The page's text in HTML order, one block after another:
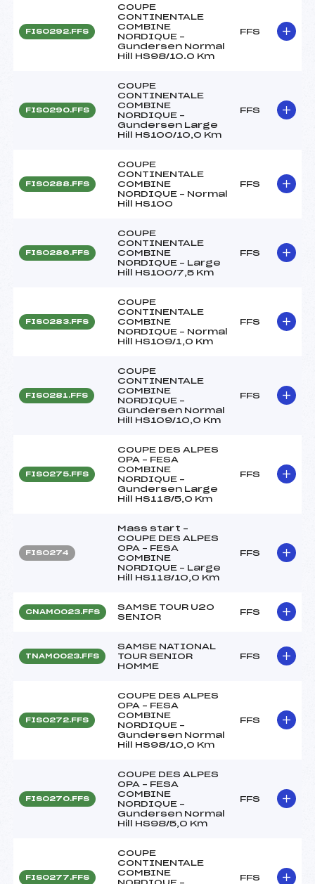
FIS0292.FFS
COUPE
CONTINENTALE
COMBINE
NORDIQUE –
Gundersen Normal
Hill HS98/10.0 Km
FFS
FIS0290.FFS
COUPE
CONTINENTALE
COMBINE
NORDIQUE –
Gundersen Large
Hill HS100/10,0 Km
FFS
FIS0288.FFS
COUPE
CONTINENTALE
COMBINE
NORDIQUE – Normal
Hill HS100
FFS
FIS0286.FFS
COUPE
CONTINENTALE
COMBINE
NORDIQUE – Large
Hill HS100/7,5 Km
FFS
FIS0283.FFS
COUPE
CONTINENTALE
COMBINE
NORDIQUE – Normal
Hill HS109/1,0 Km
FFS
FIS0281.FFS
COUPE
CONTINENTALE
COMBINE
NORDIQUE –
Gundersen Normal
Hill HS109/10,0 Km
FFS
FIS0275.FFS
COUPE DES ALPES
OPA – FESA
COMBINE
NORDIQUE –
Gundersen Large
Hill HS118/5,0 Km
FFS
FIS0274
Mass start –
COUPE DES ALPES
OPA – FESA
COMBINE
NORDIQUE – Large
Hill HS118/10,0 Km
FFS
CNAM0023.FFS
SAMSE TOUR U20
SENIOR
FFS
TNAM0023.FFS
SAMSE NATIONAL
TOUR SENIOR
HOMME
FFS
FIS0272.FFS
COUPE DES ALPES
OPA – FESA
COMBINE
NORDIQUE –
Gundersen Normal
Hill HS98/10,0 Km
FFS
FIS0270.FFS
COUPE DES ALPES
OPA – FESA
COMBINE
NORDIQUE –
Gundersen Normal
Hill HS98/5,0 Km
FFS
FIS0277.FFS
COUPE
CONTINENTALE
COMBINE
NORDIQUE –
FFS